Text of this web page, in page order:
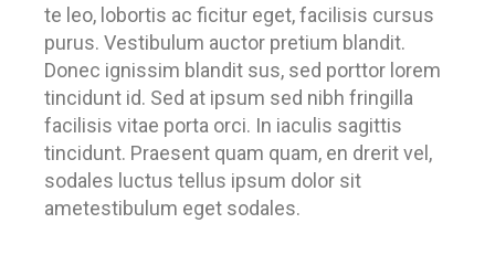
te leo, lobortis ac ficitur eget, facilisis cursus
purus. Vestibulum auctor pretium blandit.
Donec ignissim blandit sus, sed porttor lorem
tincidunt id. Sed at ipsum sed nibh fringilla
facilisis vitae porta orci. In iaculis sagittis
tincidunt. Praesent quam quam, en drerit vel,
sodales luctus tellus ipsum dolor sit
ametestibulum eget sodales.